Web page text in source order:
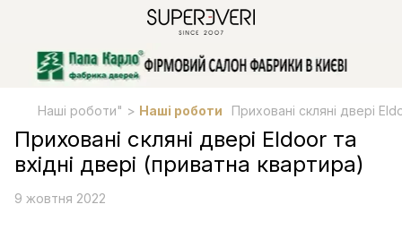
Наші роботи" > Наші роботи Приховані скляні двері
Приховані скляні двері Eldoor та
вхідні двері (приватна квартира)
9 жовтня 2022